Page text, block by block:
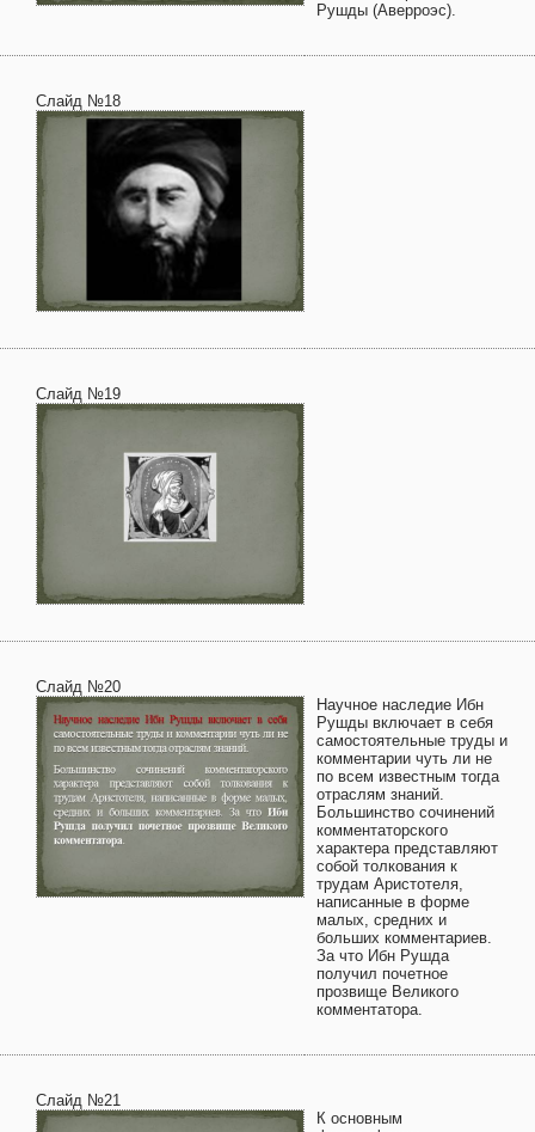
Рушды (Аверроэс).
Слайд №18
Слайд №19
Слайд №20
Научное наследие Ибн
Рушды включает в себя
самостоятельные труды и
комментарии чуть ли не
по всем известным тогда
отраслям знаний.
Большинство сочинений
комментаторского
характера представляют
собой толкования к
трудам Аристотеля,
написанные в форме
малых, средних и
больших комментариев.
За что Ибн Рушда
получил почетное
прозвище Великого
комментатора.
Слайд №21
К основным